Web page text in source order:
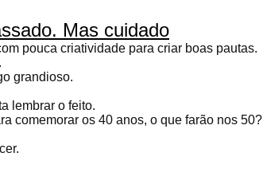
Mas cuidado
pouca criatividade para criar boas pautas.
grandioso.
lembrar o feito.
comemorar os 40 anos, o que farão nos 50?